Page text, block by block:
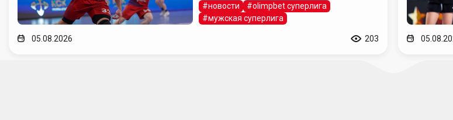
#новости
#olimpbet суперлига
#мужская суперлига
05.08.2026 203